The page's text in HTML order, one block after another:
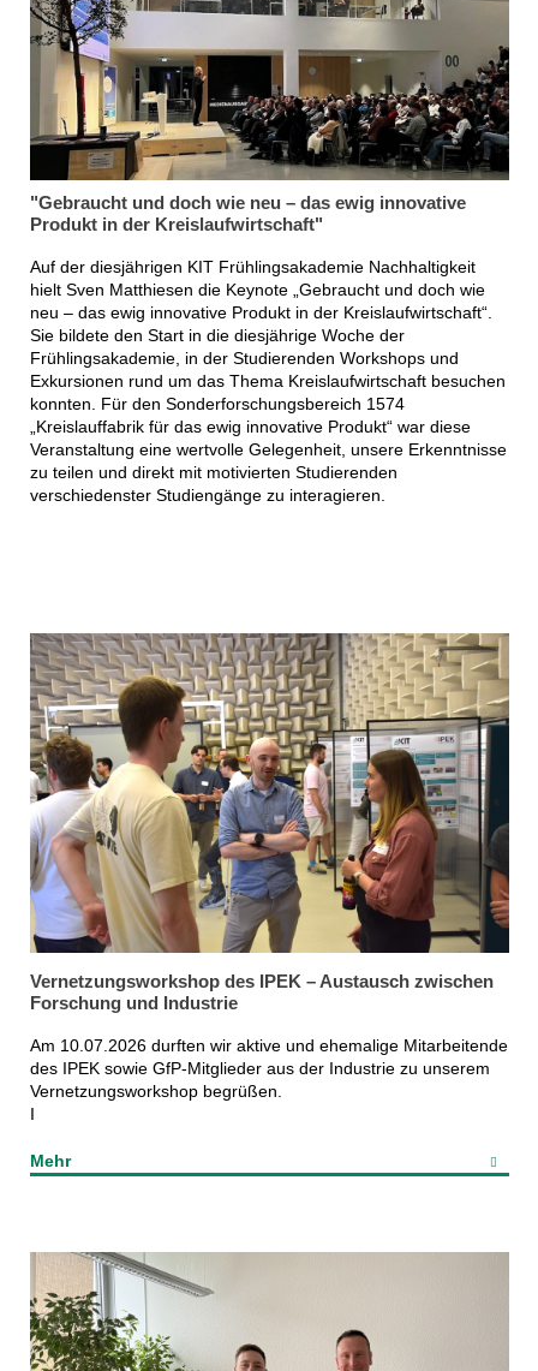
"Gebraucht und doch wie neu – das ewig innovative
Produkt in der Kreislaufwirtschaft"
Auf der diesjährigen KIT Frühlingsakademie Nachhaltigkeit
hielt Sven Matthiesen die Keynote „Gebraucht und doch wie
neu – das ewig innovative Produkt in der Kreislaufwirtschaft“.
Sie bildete den Start in die diesjährige Woche der
Frühlingsakademie, in der Studierenden Workshops und
Exkursionen rund um das Thema Kreislaufwirtschaft besuchen
konnten. Für den Sonderforschungsbereich 1574
„Kreislauffabrik für das ewig innovative Produkt“ war diese
Veranstaltung eine wertvolle Gelegenheit, unsere Erkenntnisse
zu teilen und direkt mit motivierten Studierenden
verschiedenster Studiengänge zu interagieren.
Vernetzungsworkshop des IPEK – Austausch zwischen
Forschung und Industrie
Am 10.07.2026 durften wir aktive und ehemalige Mitarbeitende
des IPEK sowie GfP-Mitglieder aus der Industrie zu unserem
Vernetzungsworkshop begrüßen.
I
Mehr